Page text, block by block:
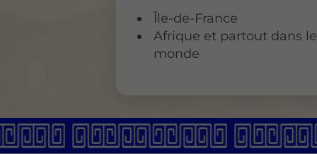
Île-de-France
Afrique et partout dans le
monde